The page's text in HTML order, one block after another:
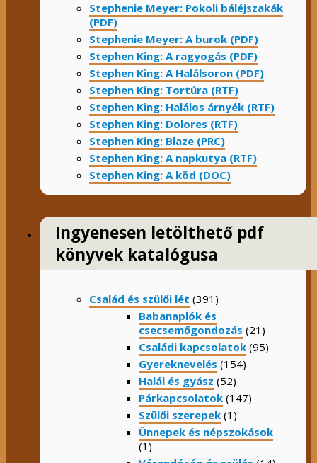
Stephenie Meyer: Pokoli báléjszakák
(PDF)
Stephenie Meyer: A burok (PDF)
Stephen King: A ragyogás (PDF)
Stephen King: A Halálsoron (PDF)
Stephen King: Tortúra (RTF)
Stephen King: Halálos árnyék (RTF)
Stephen King: Dolores (RTF)
Stephen King: Blaze (PRC)
Stephen King: A napkutya (RTF)
Stephen King: A köd (DOC)
Ingyenesen letölthető pdf
könyvek katalógusa
Család és szülői lét (391)
Babanaplók és
csecsemőgondozás (21)
Családi kapcsolatok(95)
Gyereknevelés (154)
Halál és gyász (52)
Párkapcsolatok(147)
Szülői szerepek(1)
Ünnepek és népszokások
(1)